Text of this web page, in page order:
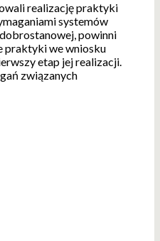
realizację praktyki
systemów
powinni
praktyki we wniosku
etap jej realizacji.
związanych